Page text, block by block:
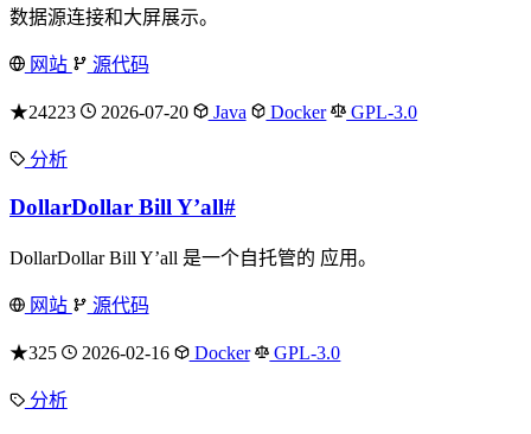
数据源连接和大屏展示。
网站 源代码
★24223 2026-07-20 Java Docker GPL-3.0
分析
DollarDollar Bill Y’all#
DollarDollar Bill Y’all 是一个自托管的 应用。
网站 源代码
★325 2026-02-16 Docker GPL-3.0
分析